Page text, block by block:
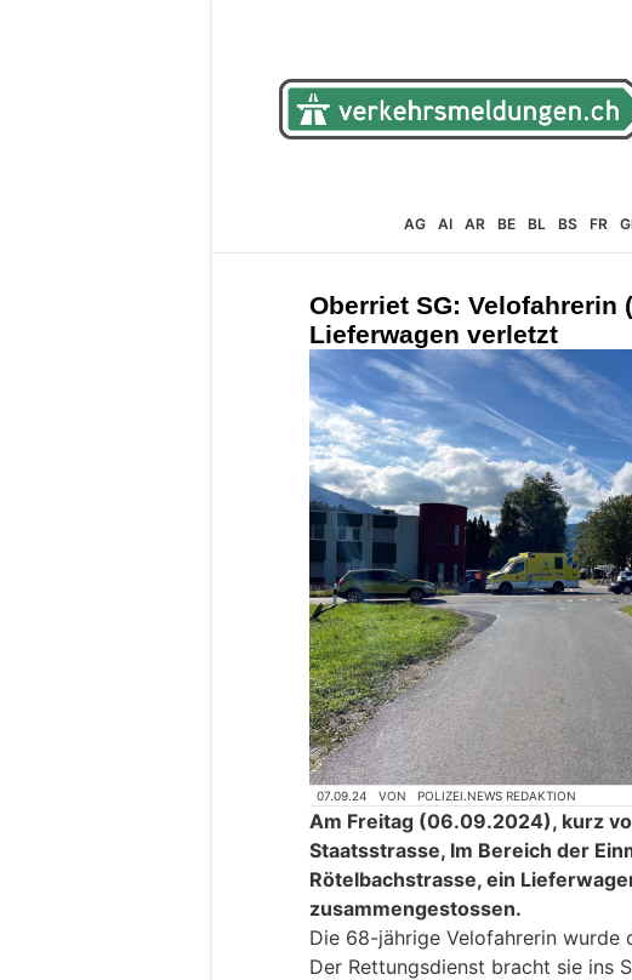
AG AI AR BE BL BS FR
Oberriet SG: Velofahrerin
Lieferwagen verletzt
07.09.24 VON POLIZEI.NEWS REDAKTION
Am Freitag (06.09.2024), kurz
Staatsstrasse, Im Bereich der
Rötelbachstrasse, ein
zusammengestossen.
Die 68-jährige Velofahrerin wurde
Der Rettungsdienst bracht sie ins